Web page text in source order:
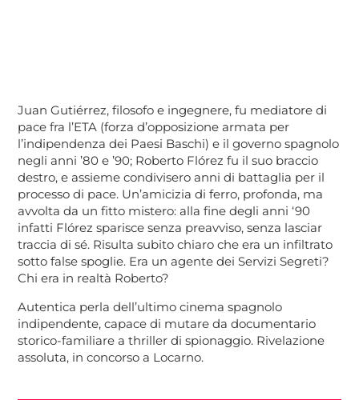
Juan Gutiérrez, filosofo e ingegnere, fu mediatore di
pace fra l’ETA (forza d’opposizione armata per
l’indipendenza dei Paesi Baschi) e il governo spagnolo
negli anni ’80 e ’90; Roberto Flórez fu il suo braccio
destro, e assieme condivisero anni di battaglia per il
processo di pace. Un’amicizia di ferro, profonda, ma
avvolta da un fitto mistero: alla fine degli anni ‘90
infatti Flórez sparisce senza preavviso, senza lasciar
traccia di sé. Risulta subito chiaro che era un infiltrato
sotto false spoglie. Era un agente dei Servizi Segreti?
Chi era in realtà Roberto?
Autentica perla dell’ultimo cinema spagnolo
indipendente, capace di mutare da documentario
storico-familiare a thriller di spionaggio. Rivelazione
assoluta, in concorso a Locarno.